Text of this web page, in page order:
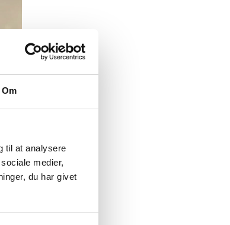
Om
til at analysere
medier,
du har givet